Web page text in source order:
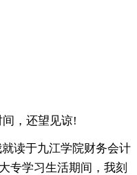
，还望见谅!
读于九江学院财务会计
专学习生活期间，我刻